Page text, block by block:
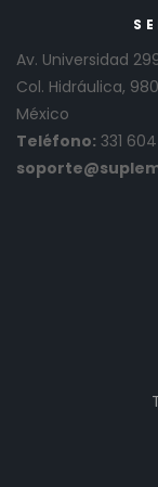
Av. Universidad
Col. Hidráulica,
México
Teléfono: 331